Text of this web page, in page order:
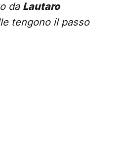
da Lautaro
tengono il passo